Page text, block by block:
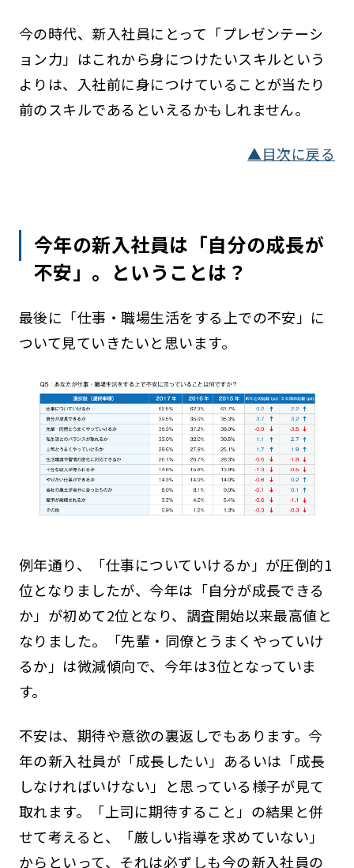
今の時代、新入社員にとって「プレゼンテーシ
ョン力」はこれから身につけたいスキルという
よりは、入社前に身につけていることが当たり
前のスキルであるといえるかもしれません。
▲目次に戻る
今年の新入社員は「自分の成長が
不安」。ということは？
最後に「仕事・職場生活をする上での不安」に
ついて見ていきたいと思います。
例年通り、「仕事についていけるか」が圧倒的1
位となりましたが、今年は「自分が成長できる
か」が初めて2位となり、調査開始以来最高値と
なりました。「先輩・同僚とうまくやっていけ
るか」は微減傾向で、今年は3位となっていま
す。
不安は、期待や意欲の裏返しでもあります。今
年の新入社員が「成長したい」あるいは「成長
しなければいけない」と思っている様子が見て
取れます。「上司に期待すること」の結果と併
せて考えると、「厳しい指導を求めていない」
からといって、それは必ずしも今の新入社員の